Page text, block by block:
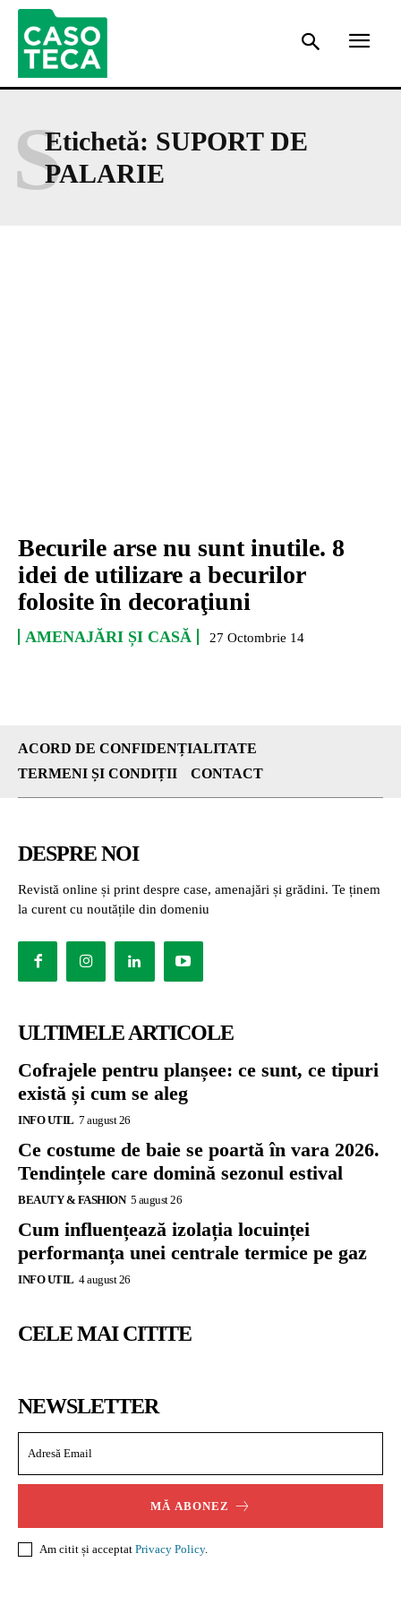
Etichetă: SUPORT DE
PALARIE
S
Becurile arse nu sunt inutile. 8
idei de utilizare a becurilor
folosite în decoraţiuni
AMENAJĂRI ȘI CASĂ 27 Octombrie 14
ACORD DE CONFIDENȚIALITATE
TERMENI ȘI CONDIȚII
CONTACT
DESPRE NOI
Revistă online și print despre case, amenajări și grădini. Te ținem
la curent cu noutățile din domeniu
ULTIMELE ARTICOLE
Cofrajele pentru planșee: ce sunt, ce tipuri
există și cum se aleg
INFO UTIL 7 august 26
Ce costume de baie se poartă în vara 2026.
Tendințele care domină sezonul estival
BEAUTY & FASHION 5 august 26
Cum influențează izolația locuinței
performanța unei centrale termice pe gaz
INFO UTIL 4 august 26
CELE MAI CITITE
NEWSLETTER
MĂ ABONEZ
Am citit și acceptat Privacy Policy.